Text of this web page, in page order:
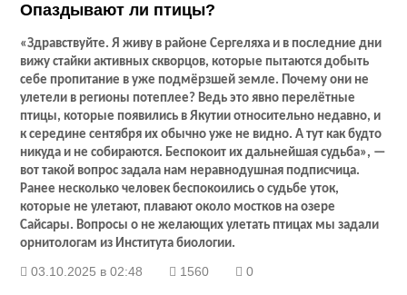
Опаздывают ли птицы?
«Здравствуйте. Я живу в районе Сергеляха и в последние дни
вижу стайки активных скворцов, которые пытаются добыть
себе пропитание в уже подмёрзшей земле. Почему они не
улетели в регионы потеплее? Ведь это явно перелётные
птицы, которые появились в Якутии относительно недавно, и
к середине сентября их обычно уже не видно. А тут как будто
никуда и не собираются. Беспокоит их дальнейшая судьба», —
вот такой вопрос задала нам неравнодушная подписчица.
Ранее несколько человек беспокоились о судьбе уток,
которые не улетают, плавают около мостков на озере
Сайсары. Вопросы о не желающих улетать птицах мы задали
орнитологам из Института биологии.
03.10.2025 в 02:48 1560 0